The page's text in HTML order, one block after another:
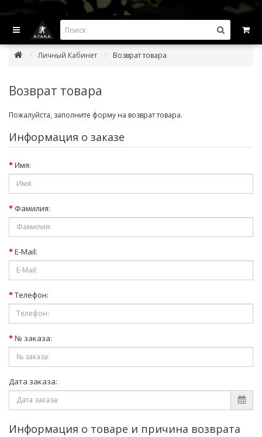
ВЫГОДНЫЕ ПРЕДЛОЖЕНИЯ — СКИДКИ ДО -45%
Личный Кабинет Возврат товара
Возврат товара
Пожалуйста, заполните форму на возврат товара.
Информация о заказе
Имя:
Фамилия:
E-Mail:
Телефон:
№ заказа:
Дата заказа:
Информация о товаре и причина возврата